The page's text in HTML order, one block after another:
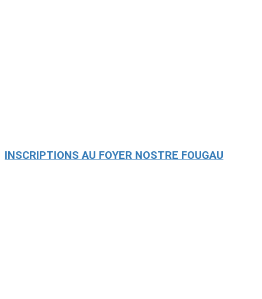
INSCRIPTIONS AU FOYER NOSTRE FOUGAU